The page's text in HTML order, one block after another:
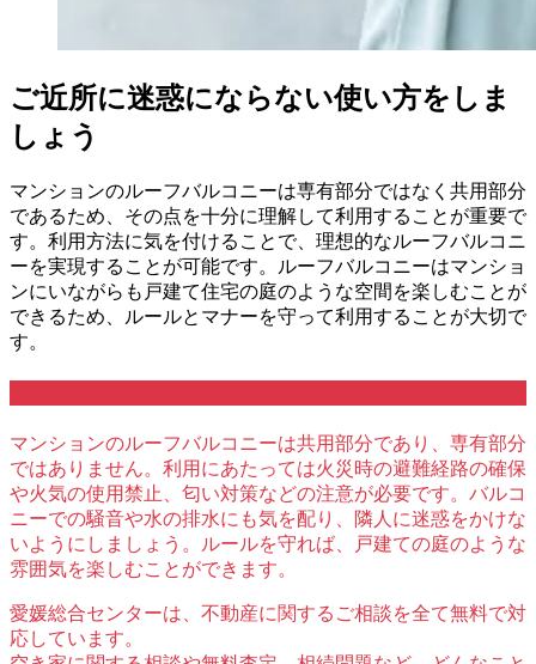
ご近所に迷惑にならない使い方をしま
しょう
マンションのルーフバルコニーは専有部分ではなく共用部分
であるため、その点を十分に理解して利用することが重要で
す。利用方法に気を付けることで、理想的なルーフバルコニ
ーを実現することが可能です。ルーフバルコニーはマンショ
ンにいながらも戸建て住宅の庭のような空間を楽しむことが
できるため、ルールとマナーを守って利用することが大切で
す。
マンションのルーフバルコニーは共用部分であり、専有部分
ではありません。利用にあたっては火災時の避難経路の確保
や火気の使用禁止、匂い対策などの注意が必要です。バルコ
ニーでの騒音や水の排水にも気を配り、隣人に迷惑をかけな
いようにしましょう。ルールを守れば、戸建ての庭のような
雰囲気を楽しむことができます。
愛媛総合センターは、不動産に関するご相談を全て無料で対
応しています。